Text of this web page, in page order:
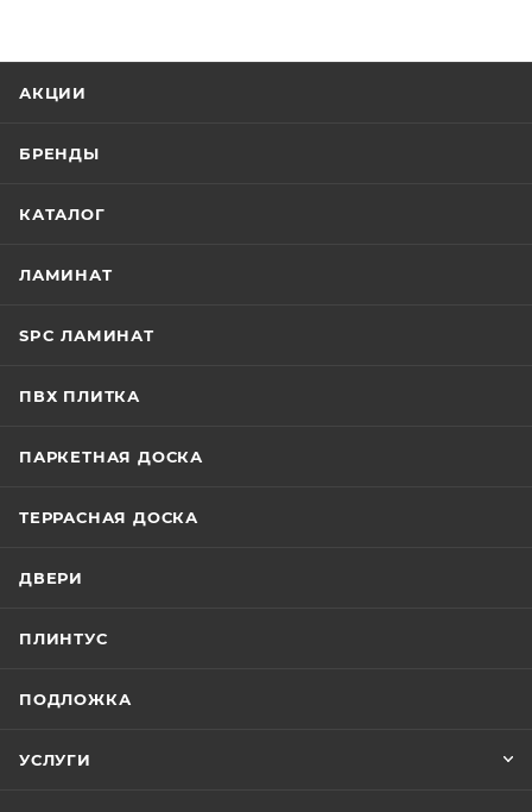
АКЦИИ
БРЕНДЫ
КАТАЛОГ
ЛАМИНАТ
SPC ЛАМИНАТ
ПВХ ПЛИТКА
ПАРКЕТНАЯ ДОСКА
ТЕРРАСНАЯ ДОСКА
ДВЕРИ
ПЛИНТУС
ПОДЛОЖКА
УСЛУГИ